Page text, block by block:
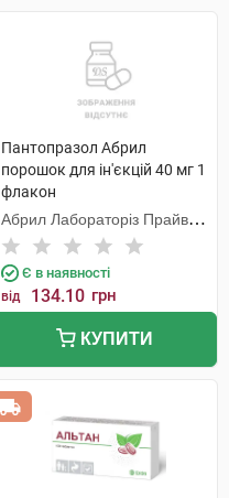
Пантопразол Абрил
порошок для ін'єкцій 40 мг 1
флакон
Абрил Лабораторіз Прайвет
Лімітед
Є в наявності
від 134.10 грн
КУПИТИ